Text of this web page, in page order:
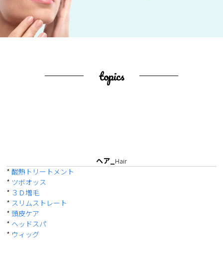
topics
ヘア_ Hair
*酸熱トリートメント
* ツボオッス
* ３Ｄ増毛
* スリムストレート
*頭皮ケア
* ヘッドスパ
* ウィッグ